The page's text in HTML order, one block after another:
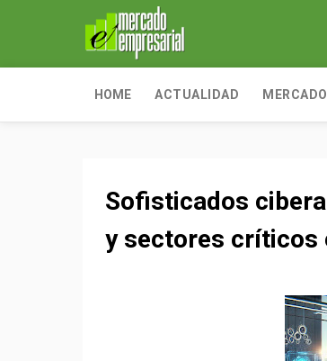
HOME ACTUALIDAD
Sofisticados
y sectores críticos